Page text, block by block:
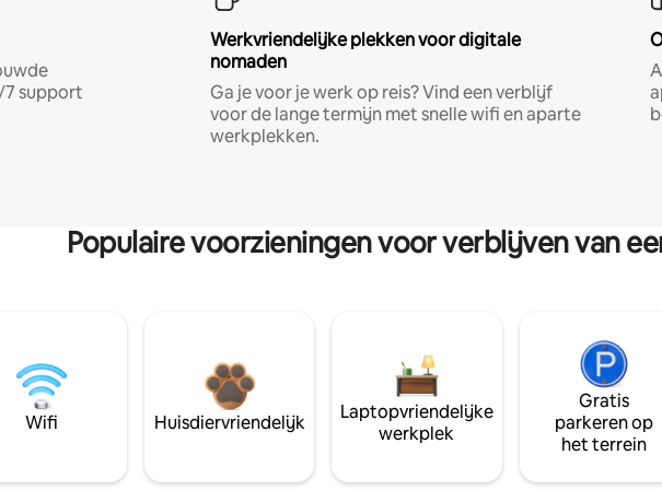
7 support
Werkvriendelijke plekken voor digitale
nomaden
Ga je voor je werk op reis? Vind een verblijf
voor de lange termijn met snelle wifi en aparte
werkplekken.
Populaire voorzieningen voor verblijven van
Wifi Huisdiervriendelijk
Laptopvriendelijke
werkplek
Gratis
parkeren op
het terrein